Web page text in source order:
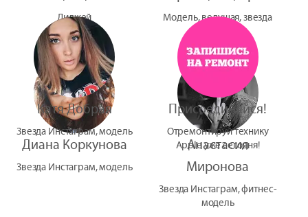
Диджей
Модель, ведущая, звезда
Диана Коркунова
Звезда Инстаграм, модель
Анастасия
Миронова
Звезда Инстаграм, фитнес-
модель
Катя Добрая
Звезда Инстаграм, модель
Присоединяйся!
Отремонтируй технику
Apple уже сегодня!